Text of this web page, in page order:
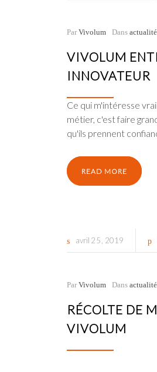
Par Vivolum Dans
VIVOLUM
INNOVATEUR
Ce qui m'intéresse
métier, c'est faire
qu'ils prennent
READ MORE
avril 25 2019
Par Vivolum Dans
RÉCOLTE DE
VIVOLUM